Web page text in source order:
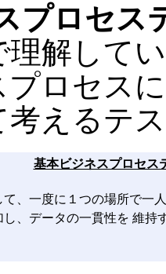
プロセス
解して
ロセス
えるテ
基本ビジネスプロセス
、一度に１つの場所で一
、データの一貫性を 維持